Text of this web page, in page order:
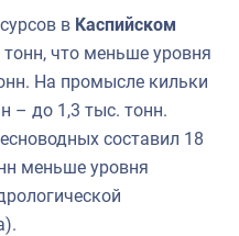
в Каспийском
что меньше уровня
На промысле кильки
– до 1,3 тыс. тонн.
составил 18
меньше уровня